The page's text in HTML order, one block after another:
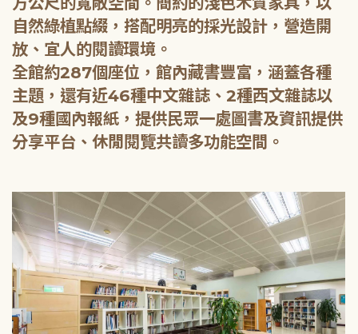
自然綠植點綴，搭配明亮的採光設計，營造開
放、宜人的閱讀環境。
全館約287個座位，館內藏書豐富，涵蓋各種
主題，還有近46種中文雜誌、2種西文雜誌以
及9種國內報紙，提供民眾一處圖書及資訊提供